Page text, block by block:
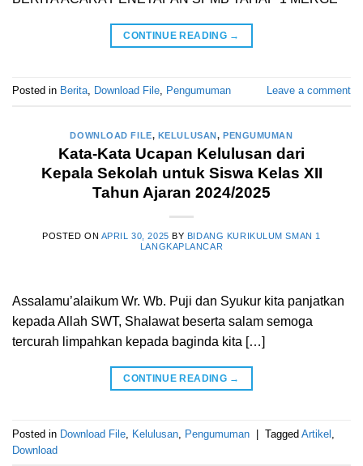
CONTINUE READING →
Posted in Berita Download File Pengumuman Leave a comment
DOWNLOAD FILE, KELULUSAN, PENGUMUMAN
Kata-Kata Ucapan Kelulusan dari
Kepala Sekolah untuk Siswa Kelas XII
Tahun Ajaran 2024/2025
POSTED ON APRIL 30, 2025 BY BIDANG KURIKULUM SMAN 1
LANGKAPLANCAR
Assalamu’alaikum Wr. Wb. Puji dan Syukur kita panjatkan
kepada Allah SWT, Shalawat beserta salam semoga
tercurah limpahkan kepada baginda kita […]
CONTINUE READING →
Posted in Download File Kelulusan Pengumuman | Tagged Artikel
Download